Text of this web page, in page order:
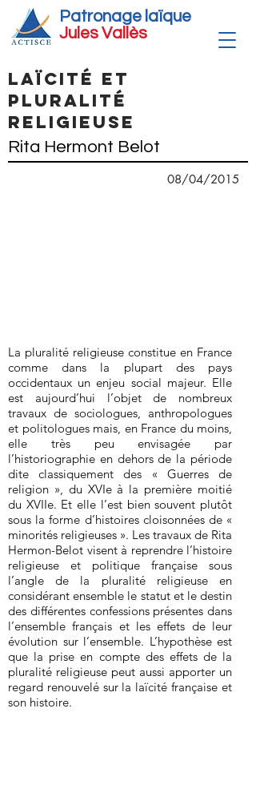
Patronage laïque
Jules Vallès
Laïcité et
pluralité
religieuse
Rita Hermont Belot
08/04/2015
La pluralité religieuse constitue en France
comme dans la plupart des pays
occidentaux un enjeu social majeur. Elle
est aujourd’hui l’objet de nombreux
travaux de sociologues, anthropologues
et politologues mais, en France du moins,
elle très peu envisagée par
l’historiographie en dehors de la période
dite classiquement des « Guerres de
religion », du XVIe à la première moitié
du XVIIe. Et elle l’est bien souvent plutôt
sous la forme d’histoires cloisonnées de «
minorités religieuses ». Les travaux de Rita
Hermon-Belot visent à reprendre l’histoire
religieuse et politique française sous
l’angle de la pluralité religieuse en
considérant ensemble le statut et le destin
des différentes confessions présentes dans
l’ensemble français et les effets de leur
évolution sur l’ensemble. L’hypothèse est
que la prise en compte des effets de la
pluralité religieuse peut aussi apporter un
regard renouvelé sur la laïcité française et
son histoire.